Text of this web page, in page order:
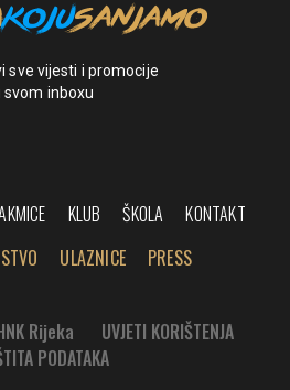
sve vijesti i promocije
svom inboxu
KLUB ŠKOLA
KONTAKT
ULAZNICE PRESS
Rijeka
UVJETI KORIŠTENJA
PODATAKA